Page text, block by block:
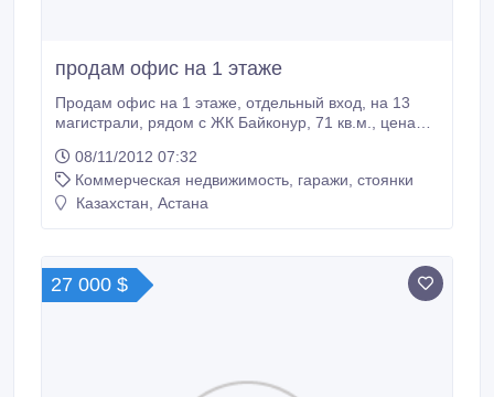
продам офис на 1 этаже
Продам офис на 1 этаже, отдельный вход, на 13
магистрали, рядом с ЖК Байконур, 71 кв.м., цена
08/11/2012 07:32
Коммерческая недвижимость, гаражи, стоянки
Казахстан, Астана
27 000 $